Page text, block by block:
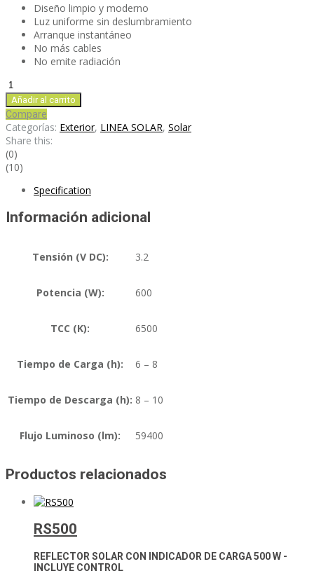
Diseño limpio y moderno
Luz uniforme sin deslumbramiento
Arranque instantáneo
No más cables
No emite radiación
SL600
cantidad
Añadir al carrito
Compare
Categorías: Exterior, LINEA SOLAR, Solar
Share this:
(0)
(10)
Specification
Información adicional
Tensión (V DC): 3.2
Potencia (W): 600
TCC (K): 6500
Tiempo de Carga (h): 6 – 8
Tiempo de Descarga (h): 8 – 10
Flujo Luminoso (lm): 59400
Productos relacionados
RS500
REFLECTOR SOLAR CON INDICADOR DE CARGA500 W -
INCLUYE CONTROL